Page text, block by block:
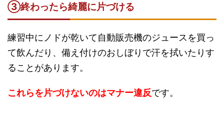
③終わったら綺麗に片づける
練習中にノドが乾いて自動販売機のジュースを買っ
て飲んだり、備え付けのおしぼりで汗を拭いたりす
ることがあります。
これらを片づけないのはマナー違反です。